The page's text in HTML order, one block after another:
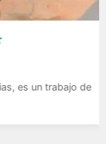
un trabajo de